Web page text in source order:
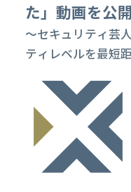
た」動画を公開
〜セキュリティ芸
ティレベルを最短
https://youtu.be/
介 セキュリティ
いるアスースン・
のお二人に、株式
る「セキュリティ